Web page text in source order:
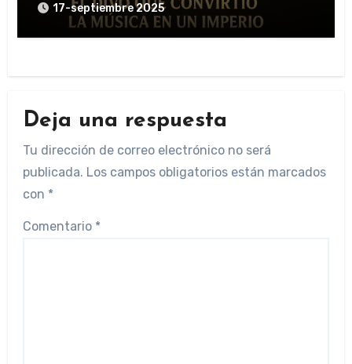
17-septiembre 2025
Deja una respuesta
Tu dirección de correo electrónico no será
publicada. Los campos obligatorios están marcados
con *
Comentario *